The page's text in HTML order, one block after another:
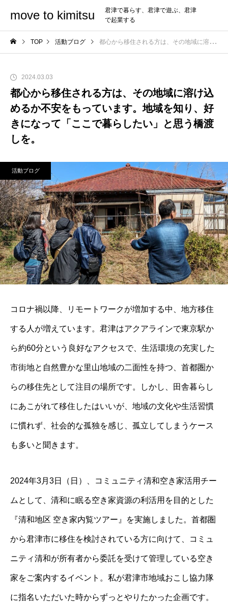
move to kimitsu
君津で暮らす、君津で遊ぶ、君津
で起業する
TOP 活動ブログ 都心から移住される方は、その地域に溶け込めるか不安をもっています。地域を知り、好きになって「ここで暮らしたい」と思う橋渡しを。
2024.03.03
都心から移住される方は、その地域に溶け込
めるか不安をもっています。地域を知り、好
きになって「ここで暮らしたい」と思う橋渡
しを。
活動ブログ
コロナ禍以降、リモートワークが増加する中、地方移住
する人が増えています。君津はアクアラインで東京駅か
ら約60分という良好なアクセスで、生活環境の充実した
市街地と自然豊かな里山地域の二面性を持つ、首都圏か
らの移住先として注目の場所です。しかし、田舎暮らし
にあこがれて移住したはいいが、地域の文化や生活習慣
に慣れず、社会的な孤独を感じ、孤立してしまうケース
も多いと聞きます。
2024年3月3日（日）、コミュニティ清和空き家活用チー
ムとして、清和に眠る空き家資源の利活用を目的とした
『清和地区 空き家内覧ツアー』を実施しました。首都圏
から君津市に移住を検討されている方に向けて、コミュ
ニティ清和が所有者から委託を受けて管理している空き
家をご案内するイベント。私が君津市地域おこし協力隊
に指名いただいた時からずっとやりたかった企画です。